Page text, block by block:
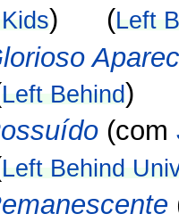
) (Left
Left Behind)
(com
Left Behind